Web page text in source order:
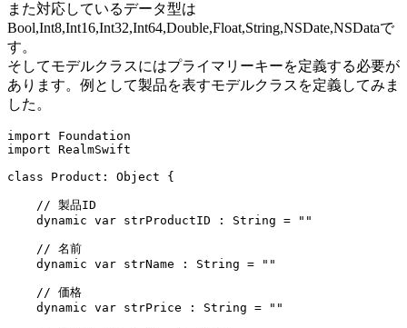
また対応しているデータ型は
Bool,Int8,Int16,Int32,Int64,Double,Float,String,NSDate,NSDataで
す。
そしてモデルクラスにはプライマリーキーを定義する必要が
あります。例として製品を表すモデルクラスを定義してみま
した。
import Foundation
import RealmSwift
class Product: Object {
    // 製品ID
    dynamic var strProductID : String = ""
    // 名前
    dynamic var strName : String = ""
    // 価格
    dynamic var strPrice : String = ""